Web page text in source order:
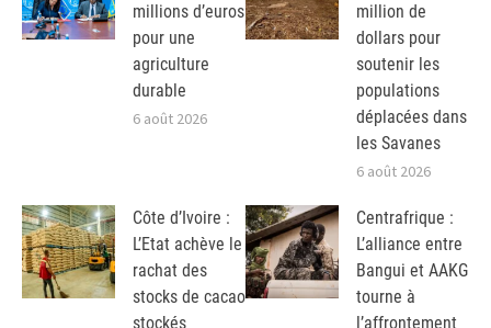
millions d’euros
pour une
agriculture
durable
6 août 2026
million de
dollars pour
soutenir les
populations
déplacées dans
les Savanes
6 août 2026
Côte d’Ivoire :
L’Etat achève le
rachat des
stocks de cacao
stockés
Centrafrique :
L’alliance entre
Bangui et AAKG
tourne à
l’affrontement